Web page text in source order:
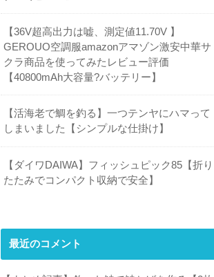
【36V超高出力は嘘、測定値11.70V 】
GEROUO空調服amazonアマゾン激安中華サ
クラ商品を使ってみたレビュー評価
【40800mAh大容量?バッテリー】
【活海老で鯛を釣る】一つテンヤにハマって
しまいました【シンプルな仕掛け】
【ダイワDAIWA】フィッシュピック85【折り
たたみでコンパクト収納で安全】
最近のコメント